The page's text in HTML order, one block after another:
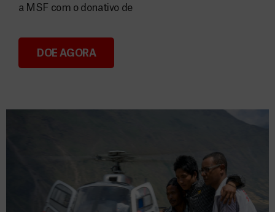
Consignação do IRS 2026
a MSF com o donativo de
DOE AGORA